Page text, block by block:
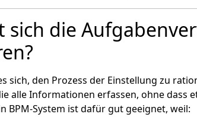
sich die
sich, den Prozess der Einstellung zu
alle Informationen erfassen, ohne dass
BPM-System ist dafür gut geeignet, weil: